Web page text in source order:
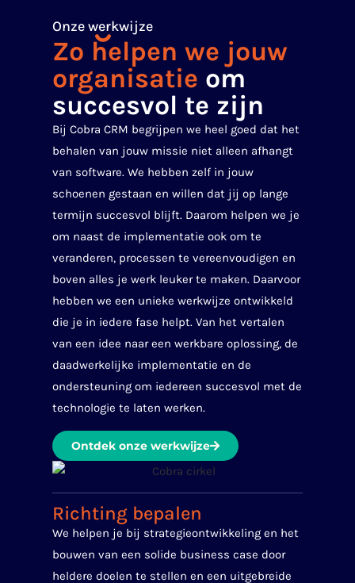
Onze werkwijze
Zo helpen we jouw
organisatie om
succesvol te zijn
Bij Cobra CRM begrijpen we heel goed dat het
behalen van jouw missie niet alleen afhangt
van software. We hebben zelf in jouw
schoenen gestaan en willen dat jij op lange
termijn succesvol blijft. Daarom helpen we je
om naast de implementatie ook om te
veranderen, processen te vereenvoudigen en
boven alles je werk leuker te maken. Daarvoor
hebben we een unieke werkwijze ontwikkeld
die je in iedere fase helpt. Van het vertalen
van een idee naar een werkbare oplossing, de
daadwerkelijke implementatie en de
ondersteuning om iedereen succesvol met de
technologie te laten werken.
Ontdek onze werkwijze
Richting bepalen
We helpen je bij strategieontwikkeling en het
bouwen van een solide business case door
heldere doelen te stellen en een uitgebreide